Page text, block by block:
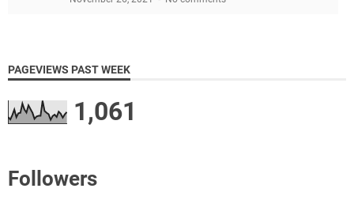
PAGEVIEWS PAST WEEK
1,061
Followers